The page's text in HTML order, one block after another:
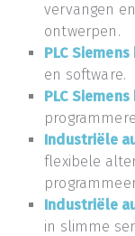
vervangen
ontwerpen.
PLC
en software.
PLC
Industriële
flexibele
Industriële
in slimme